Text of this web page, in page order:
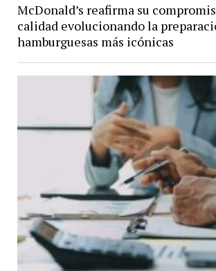
McDonald’s reafirma su
calidad evolucionando la
hamburguesas más icónicas